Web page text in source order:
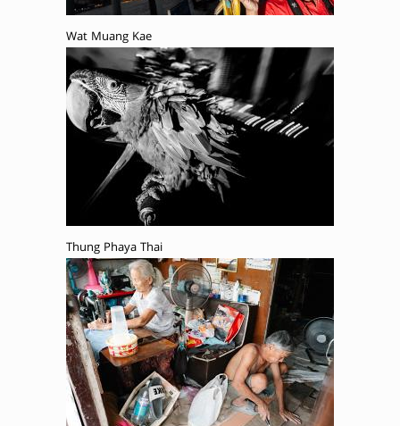
Wat Muang Kae
Thung Phaya Thai